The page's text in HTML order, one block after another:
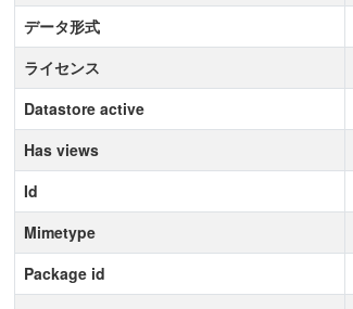
データ形式
ライセンス
Datastore active
Has views
Id
Mimetype
Package id